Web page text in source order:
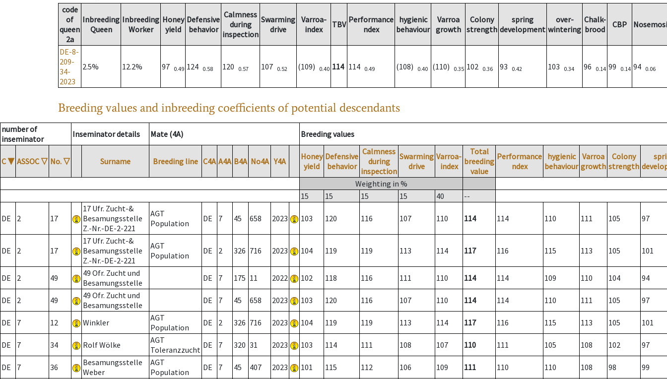
code
of
queen
2a
Inbreeding
Queen
Inbreeding
Worker
Honey
yield
Defensive
behavior
Calmness
during
inspection
Swarming
drive
Varroa-
index
TBV Performance
ndex
hygienic
behaviour
Varroa
growth
Colony
strength
spring
development
over-
wintering
Chalk-
brood
CBP
DE-8-
209-
34-
2023
2.5% 12.2% 97 0.49 124 0.58 120 0.57 107 0.52 (109) 0.40 114 114 0.49 (108) 0.40 (110) 0.35 102 0.36 93 0.42 103 0.34 96 0.14 99 0.14 94 0.06
Breeding values and inbreeding coefficients of potential descendants
number of
inseminator
Inseminator details Mate (4A) Breeding values
C ▼ ASSOC ▽ No. ▽ Surname Breeding line C4A A4A B4A No4A Y4A
Honey
yield
Defensive
behavior
Calmness
during
inspection
Swarming
drive
Varroa-
index
Total
breeding
value
Performance
ndex
hygienic
behaviour
Varroa
growth
Colony
strength
Weighting in %
15
15 15 15 40 --
DE 2 17
17 Ufr. Zucht-&
Besamungsstelle
Z.-Nr.-DE-2-221
AGT
Population
DE 7 45 658 2023 103 120 116 107 110 114 114 110 111 105 97
DE 2 17
17 Ufr. Zucht-&
Besamungsstelle
Z.-Nr.-DE-2-221
AGT
Population
DE 2 326 716 2023 104 119 119 113 114 117 116 115 113 105 101
DE 2 49
49 Ofr. Zucht und
Besamungsstelle
DE 7 175 11 2022 102 118 116 111 110 114 114 109 110 104 94
DE 2 49
49 Ofr. Zucht und
Besamungsstelle
DE 7 45 658 2023 103 120 116 107 110 114 114 110 111 105 97
DE 7 12 Winkler
AGT
Population
DE 2 326 716 2023 104 119 119 113 114 117 116 115 113 105 101
DE 7 34 Rolf Wölke
AGT
Toleranzzucht DE 7 320 31 2023 103 114 111 108 107 110 111 105 108 102 97
DE 7 36
Besamungsstelle
Weber
AGT
Population
DE 7 45 407 2023 101 115 112 106 109 111 110 110 108 98 99